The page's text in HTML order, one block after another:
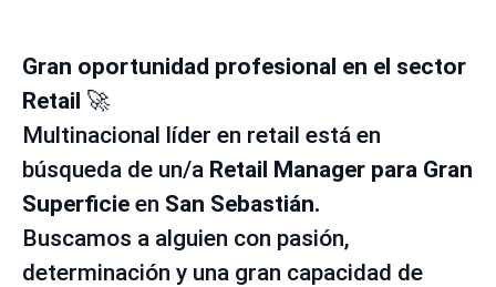
Gran oportunidad profesional en el sector
Retail 🚀
Multinacional líder en retail está en
búsqueda de un/a Retail Manager para Gran
Superficie en San Sebastián.
Buscamos a alguien con pasión,
determinación y una gran capacidad de